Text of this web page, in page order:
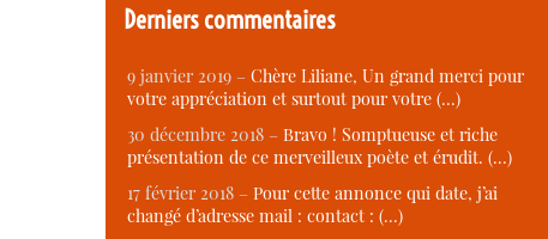
Derniers commentaires
9 janvier 2019 – Chère Liliane, Un grand merci pour
votre appréciation et surtout pour votre (…)
30 décembre 2018 – Bravo ! Somptueuse et riche
présentation de ce merveilleux poète et érudit. (…)
17 février 2018 – Pour cette annonce qui date, j’ai
changé d’adresse mail : contact : (…)